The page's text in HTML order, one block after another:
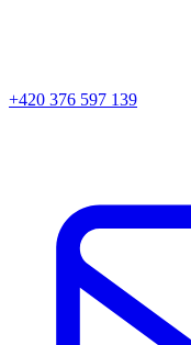
+420 376 597 139